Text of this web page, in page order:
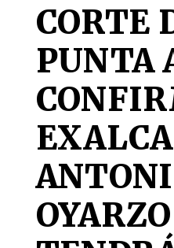
CORTE
PUNTA